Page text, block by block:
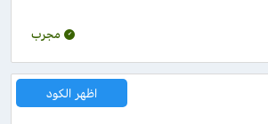
مجرب
اظهر الكود